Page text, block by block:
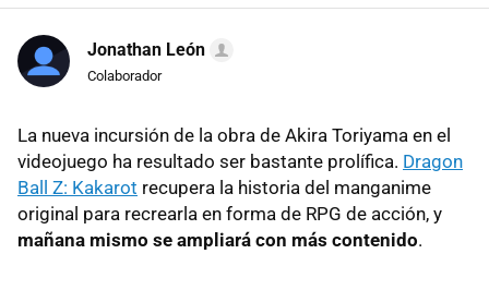
Jonathan León
Colaborador
La nueva incursión de la obra de Akira Toriyama en el
videojuego ha resultado ser bastante prolífica. Dragon
Ball Z: Kakarot recupera la historia del manganime
original para recrearla en forma de RPG de acción, y
mañana mismo se ampliará con más contenido.